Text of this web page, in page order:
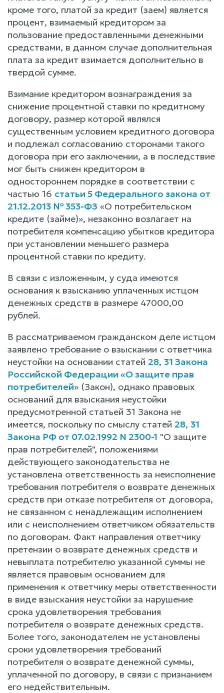
кроме того, платой за кредит (заем) является
процент, взимаемый кредитором за
пользование предоставленными денежными
средствами, в данном случае дополнительная
плата за кредит взимается дополнительно в
твердой сумме.
Взимание кредитором вознаграждения за
снижение процентной ставки по кредитному
договору, размер которой являлся
существенным условием кредитного договора
и подлежал согласованию сторонами такого
договора при его заключении, а в последствие
мог быть снижен кредитором в
одностороннем порядке в соответствии с
частью 16 статьи 5 Федерального закона от
21.12.2013 № 353-ФЗ «О потребительском
кредите (займе)», незаконно возлагает на
потребителя компенсацию убытков кредитора
при установлении меньшего размера
процентной ставки по кредиту.
В связи с изложенным, у суда имеются
основания к взысканию уплаченных истцом
денежных средств в размере 47000,00
рублей.
В рассматриваемом гражданском деле истцом
заявлено требование о взыскании с ответчика
неустойки на основании статей 28, 31 Закона
Российской Федерации «О защите прав
потребителей» (Закон), однако правовых
оснований для взыскания неустойки
предусмотренной статьей 31 Закона не
имеется, поскольку по смыслу статей 28, 31
Закона РФ от 07.02.1992 N 2300-1 "О защите
прав потребителей", положениями
действующего законодательства не
установлена ответственность за неисполнение
требования потребителя о возврате денежных
средств при отказе потребителя от договора,
не связанном с ненадлежащим исполнением
или с неисполнением ответчиком обязательств
по договорам. Факт направления ответчику
претензии о возврате денежных средств и
невыплата потребителю указанной суммы не
является правовым основанием для
применения к ответчику меры ответственности
в виде взыскания неустойки за нарушение
срока удовлетворения требования
потребителя о возврате денежных средств.
Более того, законодателем не установлены
сроки удовлетворения требований
потребителя о возврате денежной суммы,
уплаченной по договору, в связи с признанием
его недействительным.